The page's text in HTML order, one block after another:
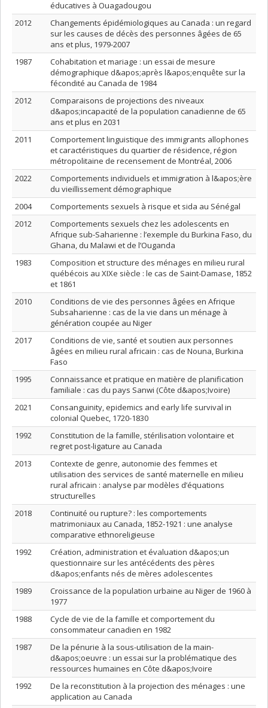
éducatives à Ouagadougou
2012
Changements épidémiologiques au Canada : un regard
sur les causes de décès des personnes âgées de 65
ans et plus, 1979-2007
1987
Cohabitation et mariage : un essai de mesure
démographique d&apos;après l&apos;enquête sur la
fécondité au Canada de 1984
2012
Comparaisons de projections des niveaux
d&apos;incapacité de la population canadienne de 65
ans et plus en 2031
2011
Comportement linguistique des immigrants allophones
et caractéristiques du quartier de résidence, région
métropolitaine de recensement de Montréal, 2006
2022
Comportements individuels et immigration à l&apos;ère
du vieillissement démographique
2004
Comportements sexuels à risque et sida au Sénégal
2012
Comportements sexuels chez les adolescents en
Afrique sub-Saharienne : l’exemple du Burkina Faso, du
Ghana, du Malawi et de l’Ouganda
1983
Composition et structure des ménages en milieu rural
québécois au XIXe siècle : le cas de Saint-Damase, 1852
et 1861
2010
Conditions de vie des personnes âgées en Afrique
Subsaharienne : cas de la vie dans un ménage à
génération coupée au Niger
2017
Conditions de vie, santé et soutien aux personnes
âgées en milieu rural africain : cas de Nouna, Burkina
Faso
1995
Connaissance et pratique en matière de planification
familiale : cas du pays Sanwi (Côte d&apos;Ivoire)
2021
Consanguinity, epidemics and early life survival in
colonial Quebec, 1720-1830
1992
Constitution de la famille, stérilisation volontaire et
regret post-ligature au Canada
2013
Contexte de genre, autonomie des femmes et
utilisation des services de santé maternelle en milieu
rural africain : analyse par modèles d’équations
structurelles
2018
Continuité ou rupture? : les comportements
matrimoniaux au Canada, 1852-1921 : une analyse
comparative ethnoreligieuse
1992
Création, administration et évaluation d&apos;un
questionnaire sur les antécédents des pères
d&apos;enfants nés de mères adolescentes
1989
Croissance de la population urbaine au Niger de 1960 à
1977
1988
Cycle de vie de la famille et comportement du
consommateur canadien en 1982
1987
De la pénurie à la sous-utilisation de la main-
d&apos;oeuvre : un essai sur la problématique des
ressources humaines en Côte d&apos;Ivoire
1992
De la reconstitution à la projection des ménages : une
application au Canada